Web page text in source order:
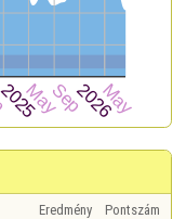
Eredmény
Pontszám